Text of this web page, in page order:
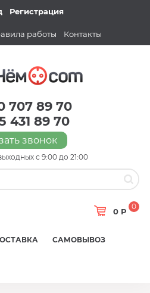
Регистрация
работы Контакты
707 89 70
431 89 70
звонок
с 9:00 до 21:00
0 Р
0
САМОВЫВОЗ